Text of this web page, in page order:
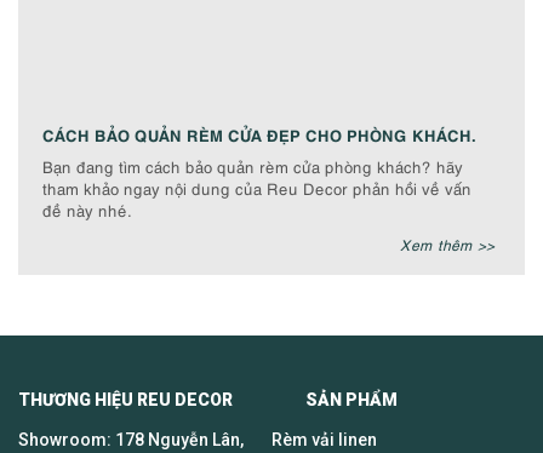
CÁCH BẢO QUẢN RÈM CỬA ĐẸP CHO PHÒNG KHÁCH.
Bạn đang tìm cách bảo quản rèm cửa phòng khách? hãy
tham khảo ngay nội dung của Reu Decor phản hồi về vấn
đề này nhé.
Xem thêm >>
THƯƠNG HIỆU REU DECOR SẢN PHẨM
Showroom: 178 Nguyễn Lân,
Rèm vải linen